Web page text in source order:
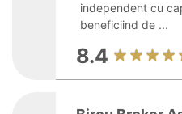
independent cu
beneficiind de ...
8.4